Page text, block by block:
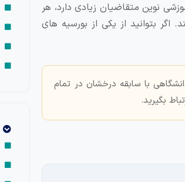
نوین متقاضیان زیادی دارد، هر
بتوانید از یکی از بورسیه های
با سابقه درخشان در تمام
بگیرید.